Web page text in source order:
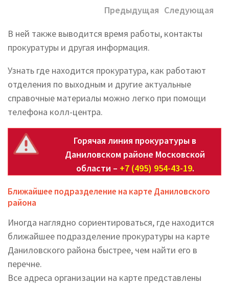
Предыдущая Следующая
В ней также выводится время работы, контакты
прокуратуры и другая информация.
Узнать где находится прокуратура, как работают
отделения по выходным и другие актуальные
справочные материалы можно легко при помощи
телефона колл-центра.
Горячая линия прокуратуры в
Даниловском районе Московской
области – +7 (495) 954-43-19.
Ближайшее подразделение на карте Даниловского
района
Иногда наглядно сориентироваться, где находится
ближайшее подразделение прокуратуры на карте
Даниловского района быстрее, чем найти его в
перечне.
Все адреса организации на карте представлены